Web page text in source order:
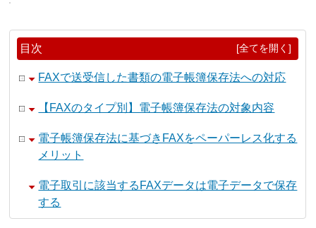
目次 [全てを開く]
FAXで送受信した書類の電子帳簿保存法への対応
【FAXのタイプ別】電子帳簿保存法の対象内容
電子帳簿保存法に基づきFAXをペーパーレス化する
メリット
電子取引に該当するFAXデータは電子データで保存
する